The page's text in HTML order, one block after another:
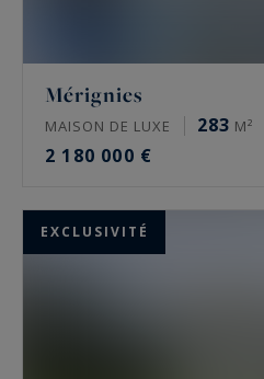
Mérignies
MAISON DE LUXE 283 M²
2 180 000 €
EXCLUSIVITÉ